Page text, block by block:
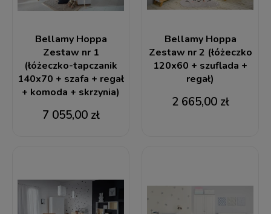
Bellamy Hoppa
Zestaw nr 1
(łóżeczko-tapczanik
140x70 + szafa + regał
+ komoda + skrzynia)
7 055,00 zł
Bellamy Hoppa
Zestaw nr 2 (łóżeczko
120x60 + szuflada +
regał)
2 665,00 zł